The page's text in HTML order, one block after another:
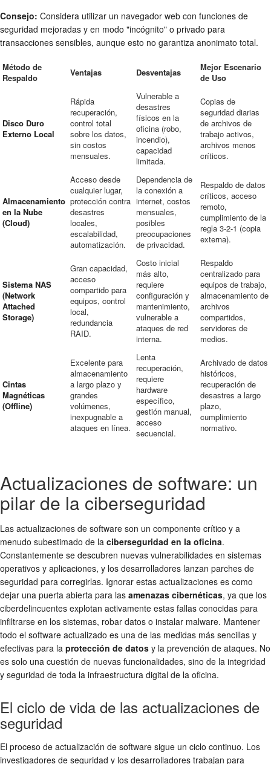
Consejo: Considera utilizar un navegador web con funciones de
seguridad mejoradas y en modo "incógnito" o privado para
transacciones sensibles, aunque esto no garantiza anonimato total.
Método de
Respaldo
Ventajas Desventajas
Mejor Escenario
de Uso
Disco Duro
Externo Local
Rápida
recuperación,
control total
sobre los datos,
sin costos
mensuales.
Vulnerable a
desastres
físicos en la
oficina (robo,
incendio),
capacidad
limitada.
Copias de
seguridad diarias
de archivos de
trabajo activos,
archivos menos
críticos.
Almacenamiento
en la Nube
(Cloud)
Acceso desde
cualquier lugar,
protección contra
desastres
locales,
escalabilidad,
automatización.
Dependencia de
la conexión a
internet, costos
mensuales,
posibles
preocupaciones
de privacidad.
Respaldo de datos
críticos, acceso
remoto,
cumplimiento de la
regla 3-2-1 (copia
externa).
Sistema NAS
(Network
Attached
Storage)
Gran capacidad,
acceso
compartido para
equipos, control
local,
redundancia
RAID.
Costo inicial
más alto,
requiere
configuración y
mantenimiento,
vulnerable a
ataques de red
interna.
Respaldo
centralizado para
equipos de trabajo,
almacenamiento de
archivos
compartidos,
servidores de
medios.
Cintas
Magnéticas
(Offline)
Excelente para
almacenamiento
a largo plazo y
grandes
volúmenes,
inexpugnable a
ataques en línea.
Lenta
recuperación,
requiere
hardware
específico,
gestión manual,
acceso
secuencial.
Archivado de datos
históricos,
recuperación de
desastres a largo
plazo,
cumplimiento
normativo.
Actualizaciones de software: un
pilar de la ciberseguridad
Las actualizaciones de software son un componente crítico y a
menudo subestimado de la ciberseguridad en la oficina.
Constantemente se descubren nuevas vulnerabilidades en sistemas
operativos y aplicaciones, y los desarrolladores lanzan parches de
seguridad para corregirlas. Ignorar estas actualizaciones es como
dejar una puerta abierta para las amenazas cibernéticas, ya que los
ciberdelincuentes explotan activamente estas fallas conocidas para
infiltrarse en los sistemas, robar datos o instalar malware. Mantener
todo el software actualizado es una de las medidas más sencillas y
efectivas para la protección de datos y la prevención de ataques. No
es solo una cuestión de nuevas funcionalidades, sino de la integridad
y seguridad de toda la infraestructura digital de la oficina.
El ciclo de vida de las actualizaciones de
seguridad
El proceso de actualización de software sigue un ciclo continuo. Los
investigadores de seguridad y los desarrolladores trabajan para